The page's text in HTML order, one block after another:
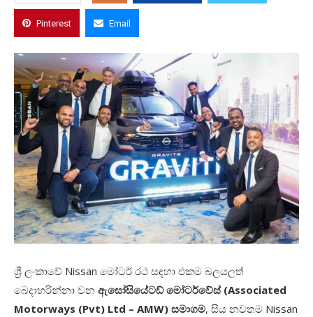
Pinterest Email
ශ්‍රී ලංකාවේ Nissan මෝටර් රථ සඳහා එකම බලයලත්
බෙදාහරින්නා වන ඇසෝසියේටඩ් මෝටර්වේස් (Associated
Motorways (Pvt) Ltd – AMW) සමාගම, සිය නවතම Nissan